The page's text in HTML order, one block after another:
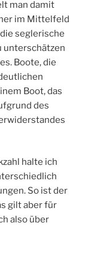
man damit
im Mittelfeld
seglerische
unterschätzen
Boote, die
Boot, das
des
halte ich
So ist der
gilt aber für
also über